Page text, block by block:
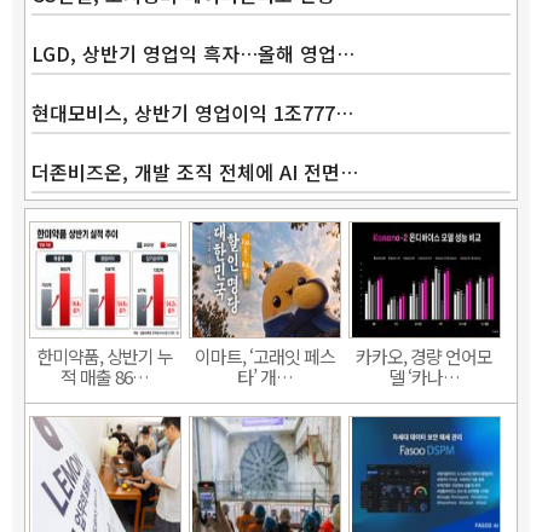
LGD, 상반기 영업익 흑자…올해 영업…
현대모비스, 상반기 영업이익 1조777…
더존비즈온, 개발 조직 전체에 AI 전면…
한미약품, 상반기 누
적 매출 86…
이마트, ‘고래잇 페스
타’ 개…
카카오, 경량 언어모
델 ‘카나…